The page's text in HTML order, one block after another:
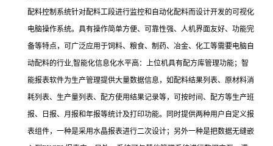
配料控制系统针对配料工段进行监控和自动化配料而设计开发的可视化
电脑操作系统。具有操作简单方便、可靠性强、人机界面友好、功能完
备等特点，可广泛应用于饲料、粮食、制药、冶金、化工等需要电脑自
动配料的行业,智能化信息化水平高：上位机具有配方库管理功能；智
能报表软件为生产管理提供大量数据信息，如配料结果列表、原材料消
耗列表、生产量列表、配方使用结果记录等，可按时间、配方等生产班
报、日报、月报和年报等统计及打印功能。同时提供两种用户自定义报
表组件，一种是采用水晶报表进行二次设计；另外一种是把数据无缝嵌